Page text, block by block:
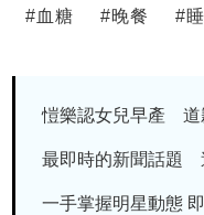
#血糖 #晚餐 #
愷樂認女兒早產 道
最即時的新聞話題
一手掌握明星動態